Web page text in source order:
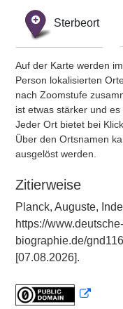
Sterbeort
Auf der Karte werden
Person lokalisierten
nach Zoomstufe
ist etwas stärker und
Jeder Ort bietet bei
Über den Ortsnamen
ausgelöst werden.
Zitierweise
Planck, Auguste,
https://www.deutsche-
biographie.de/
[07.08.2026].